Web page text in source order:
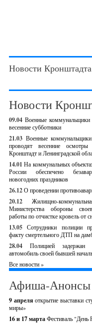
Новости Кронштадта
Новости
09.04 Военные коммунальщики
весенние субботники
21.03 Военные
проводят весенние
Кронштадт и Ленинградской
14.01 На коммунальных
России обеспечено
новогодних праздников
26.12О проведении
20.12
Жилищно-
Министерства обороны
работы по отчистке кровель от
13.05 Сотрудники полиции
факту смертельного ДТП на
28.04
Полицией задержан
автомобиль своей бывшей
Все новости »
Афиша-Анонсы
9 апреляоткрытие выставки
миры»
16 и 17 мартаФестиваль "День